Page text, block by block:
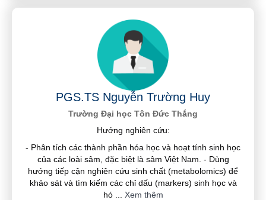
PGS.TS Nguyễn Trường Huy
Trường Đại học Tôn Đức Thắng
Hướng nghiên cứu:
- Phân tích các thành phần hóa học và hoạt tính sinh học
của các loài sâm, đặc biệt là sâm Việt Nam. - Dùng
hướng tiếp cận nghiên cứu sinh chất (metabolomics) để
khảo sát và tìm kiếm các chỉ dấu (markers) sinh học và
hó
Xem thêm